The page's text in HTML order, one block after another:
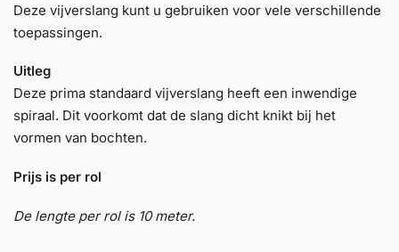
Deze vijverslang kunt u gebruiken voor vele verschillende
toepassingen.
Uitleg
Deze prima standaard vijverslang heeft een inwendige
spiraal. Dit voorkomt dat de slang dicht knikt bij het
vormen van bochten.
Prijs is per rol
De lengte per rol is 10 meter.